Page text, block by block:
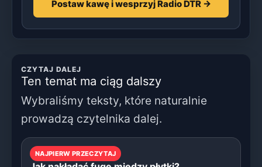
Postaw kawę i wesprzyj Radio DTR →
CZYTAJ DALEJ
Ten temat ma ciąg dalszy
Wybraliśmy teksty, które naturalnie
prowadzą czytelnika dalej.
NAJPIERW PRZECZYTAJ